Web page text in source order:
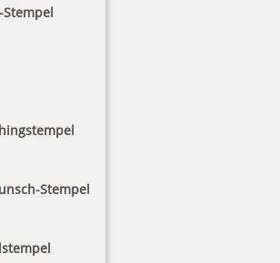
Stempel
Heri 3308 Wood-Look mit Gutschein